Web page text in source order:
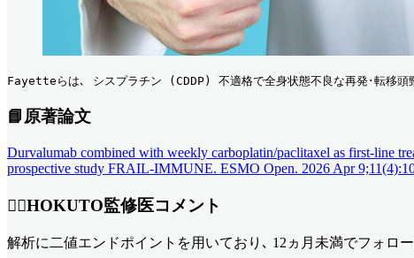
Fayetteらは､ シスプラチン (CDDP) 不適格で全身状態不良な再発･転移
📘原著論文
Durvalumab combined with weekly carboplatin/paclitaxel as first-line
prospective study FRAIL-IMMUNE. ESMO Open. 2026 Apr
👨‍⚕️HOKUTO監修医コメント
解析に二値エンドポイントを用いており､ 12ヵ月未満でフォロ